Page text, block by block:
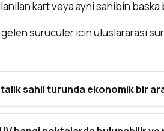
kart veya ayni sahibin baska
suruculer icin uluslararasi
sahil turunda ekonomik bir